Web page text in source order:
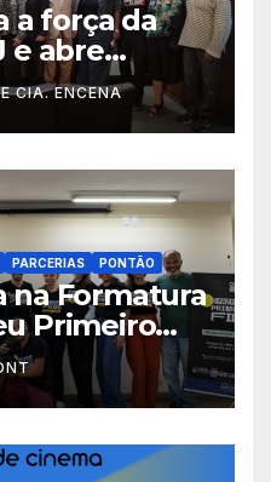
a força da
e abre
2ª turma do
Filme”
CIA. ENCENA
PARCERIAS PONTÃO
na Formatura
Primeiro
Belford
inscrições
Iguaçu